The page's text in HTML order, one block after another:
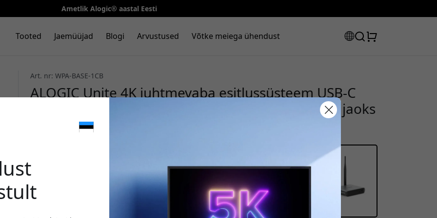
Ametlik Alogic® aastal Eesti
Tooted Jaemüüjad Blogi Arvustused Võtke meiega ühendust
Art. nr: WPA-BASE-1CB
ALOGIC Unite 4K juhtmevaba esitlussüsteem USB-C
esitusnupuga Windowsi, Maci ja mobiilseadmete jaoks
- kosmosehall/must
Kasuta seda koodi kassas, et saada 8% allahindlust.